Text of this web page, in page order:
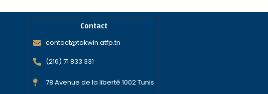
Contact
contact@takwin.atfp.tn
(216) 71 833 331
78 Avenue de la liberté 1002 Tunis